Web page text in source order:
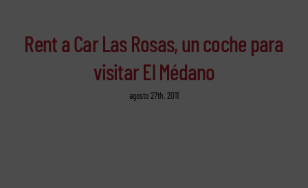
Rent a Car Las Rosas, un coche para
visitar El Médano
agosto 27th, 2011